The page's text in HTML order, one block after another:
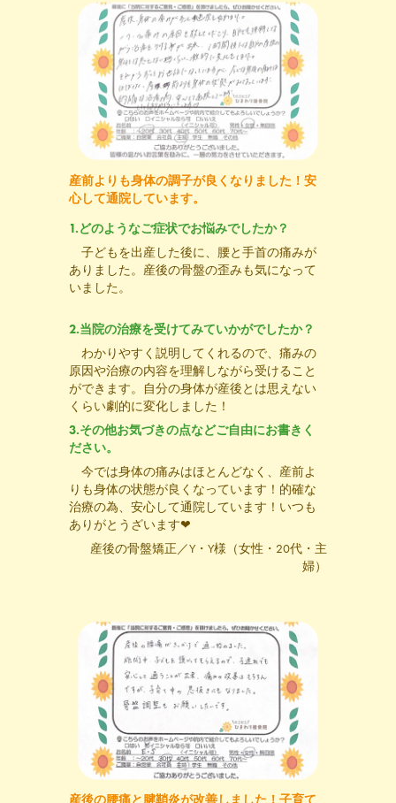
産前よりも身体の調子が良くなりました！安
心して通院しています。
1.どのようなご症状でお悩みでしたか？
子どもを出産した後に、腰と手首の痛みが
ありました。産後の骨盤の歪みも気になって
いました。
2.当院の治療を受けてみていかがでしたか？
わかりやすく説明してくれるので、痛みの
原因や治療の内容を理解しながら受けること
ができます。自分の身体が産後とは思えない
くらい劇的に変化しました！
3.その他お気づきの点などご自由にお書きく
ださい。
今では身体の痛みはほとんどなく、産前よ
りも身体の状態が良くなっています！的確な
治療の為、安心して通院しています！いつも
ありがとうざいます❤︎
産後の骨盤矯正／Y・Y様（女性・20代・主
婦）
産後の腰痛と腱鞘炎が改善しました！子育て